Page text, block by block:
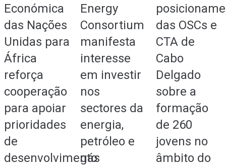
Económica
das Nações
Unidas para
África
reforça
cooperação
para apoiar
prioridades
de
desenvolvimento
Energy
Consortium
manifesta
interesse
em investir
nos
sectores da
energia,
petróleo e
gás
das OSCs e
CTA de
Cabo
Delgado
sobre a
formação
de 260
jovens no
âmbito do